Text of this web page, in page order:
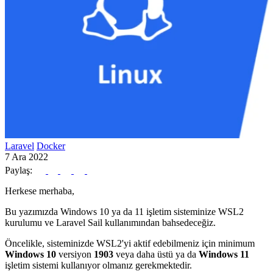
Laravel Docker
7 Ara 2022
Paylaş:
Herkese merhaba,
Bu yazımızda Windows 10 ya da 11 işletim sisteminize WSL2
kurulumu ve Laravel Sail kullanımından bahsedeceğiz.
Öncelikle, sisteminizde WSL2'yi aktif edebilmeniz için minimum
Windows 10 versiyon 1903 veya daha üstü ya da Windows 11
işletim sistemi kullanıyor olmanız gerekmektedir.